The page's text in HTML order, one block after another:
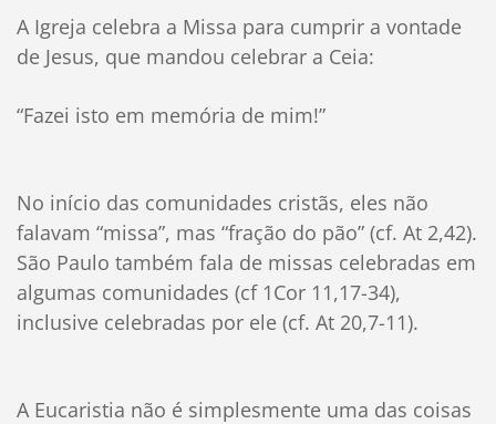
A Igreja celebra a Missa para cumprir a vontade
de Jesus, que mandou celebrar a Ceia:
“Fazei isto em memória de mim!”
No início das comunidades cristãs, eles não
falavam “missa”, mas “fração do pão” (cf. At 2,42).
São Paulo também fala de missas celebradas em
algumas comunidades (cf 1Cor 11,17-34),
inclusive celebradas por ele (cf. At 20,7-11).
A Eucaristia não é simplesmente uma das coisas